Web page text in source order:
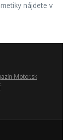
nájdete v
Motor.sk